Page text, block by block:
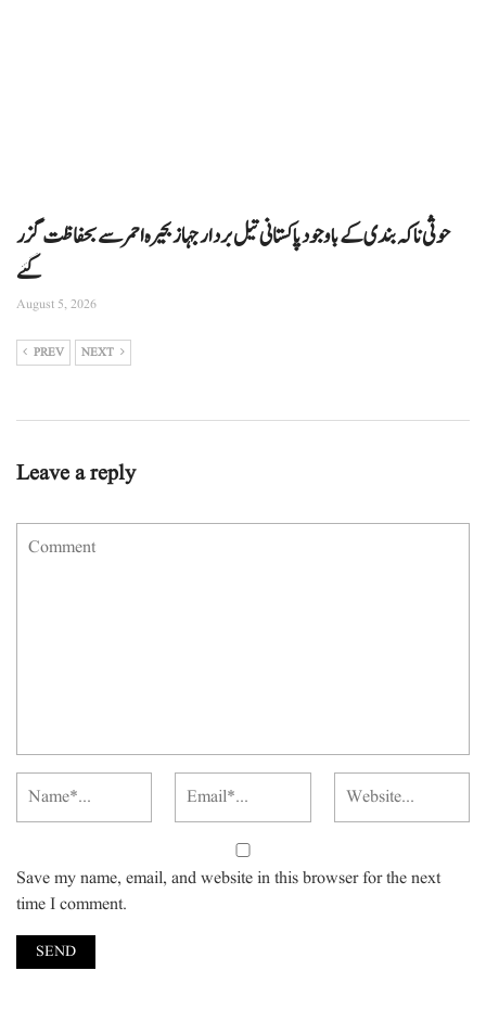
حوثی ناکہ بندی کے باوجود پاکستانی تیل بردار جہاز بحیرہ احمر سے بحفاظت گزر
گئے
August 5, 2026
PREV NEXT
Leave a reply
Save my name, email, and website in this browser for the next
time I comment.